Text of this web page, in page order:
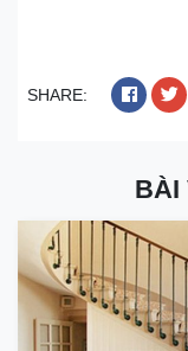
SHARE:
BÀI